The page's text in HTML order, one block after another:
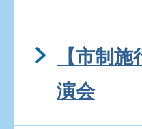
【市制
演会